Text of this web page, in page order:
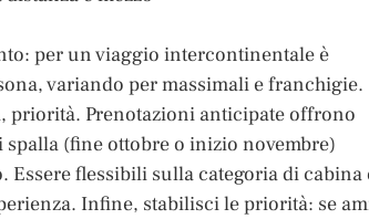
per un viaggio intercontinentale è
variando per massimali e franchigie.
priorità. Prenotazioni anticipate offrono
(fine ottobre o inizio novembre)
flessibili sulla categoria di cabina
Infine, stabilisci le priorità: se